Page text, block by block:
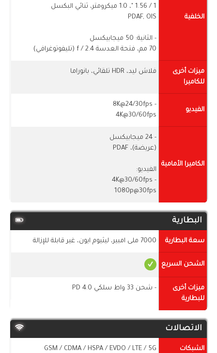
الخلفية
1 / ​​1.56 "، 1.0 ميكرومتر، ثنائي البكسل
PDAF, OIS
- الثانية: 50 ميجابيكسل
70 مم، فتحة العدسة f / 2.4 (تليفوتوغرافي)
ميزات أخرى
للكاميرا
فلاش ليد، HDR تلقائي، بانوراما
الفيديو
- 8K@24/30fps
4K@30/60fps
الكاميرا الأمامية
- 24 ميجابيكسل
(عريضة)، PDAF
الفيديو:
- 4K@30/60fps
1080p@30fps
البطارية
سعة البطارية 7000 ملى امبير، ليثيوم ايون، غير قابلة للإزالة
الشحن السريع
ميزات أخرى
للبطارية
- شحن 33 واط سلكي PD 4.0
الاتصالات
الشبكات GSM / CDMA / HSPA / EVDO / LTE / 5G